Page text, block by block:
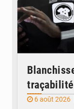
6 août 2026